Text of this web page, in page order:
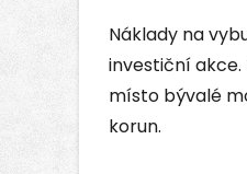
Náklady na
investiční
místo bývalé
korun.